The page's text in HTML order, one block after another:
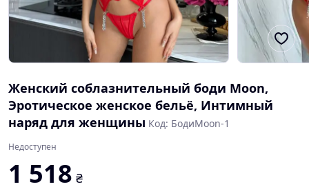
Женский соблазнительный боди Moon,
Эротическое женское бельё, Интимный
наряд для женщины Код: БодиMoon-1
Недоступен
1 518 ₴